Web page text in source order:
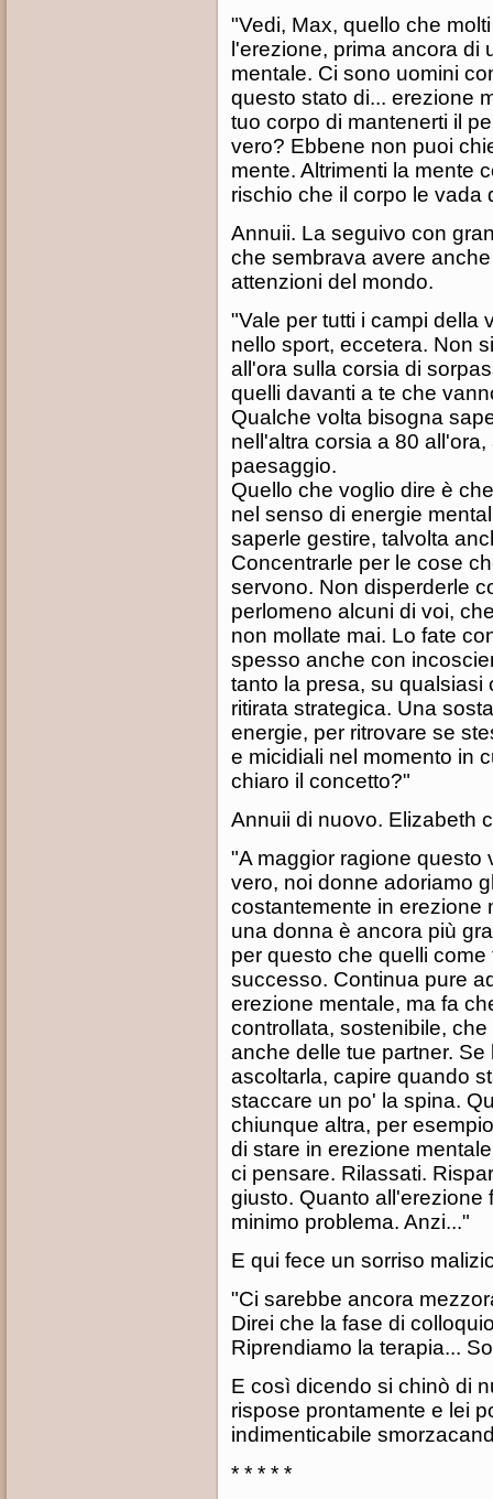
"Vedi, Max, quello che
l'erezione, prima ancora di
mentale. Ci sono uomini
questo stato di... erezione
tuo corpo di mantenerti il
vero? Ebbene non puoi
mente. Altrimenti la mente
rischio che il corpo le vada
Annuii. La seguivo con
che sembrava avere
attenzioni del mondo.
"Vale per tutti i campi della
nello sport, eccetera. Non
all'ora sulla corsia di
quelli davanti a te che
Qualche volta bisogna
nell'altra corsia a 80
paesaggio.
Quello che voglio dire è
nel senso di energie
saperle gestire, talvolta
Concentrarle per le cose
servono. Non disperderle
perlomeno alcuni di voi,
non mollate mai. Lo fate
spesso anche con
tanto la presa, su
ritirata strategica. Una
energie, per ritrovare se
e micidiali nel momento in
chiaro il concetto?"
Annuii di nuovo. Elizabeth
"A maggior ragione questo
vero, noi donne adoriamo
costantemente in erezione
una donna è ancora più
per questo che quelli
successo. Continua pure
erezione mentale, ma fa
controllata, sostenibile,
anche delle tue partner.
ascoltarla, capire quando
staccare un po' la spina.
chiunque altra, per
di stare in erezione
ci pensare. Rilassati.
giusto. Quanto all'erezione
minimo problema. Anzi..."
E qui fece un sorriso
"Ci sarebbe ancora
Direi che la fase di
Riprendiamo la terapia...
E così dicendo si chinò di
rispose prontamente e lei
indimenticabile
* * * * *